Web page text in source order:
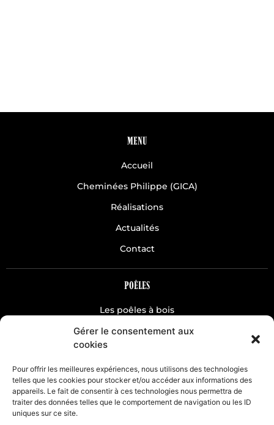
Gérer le consentement aux
cookies
Pour offrir les meilleures expériences, nous utilisons des technologies
telles que les cookies pour stocker et/ou accéder aux informations des
appareils. Le fait de consentir à ces technologies nous permettra de
traiter des données telles que le comportement de navigation ou les ID
uniques sur ce site.
MENU
Accueil
Cheminées Philippe (GICA)
Réalisations
Actualités
Contact
POÊLES
Les poêles à bois
Les poêles à pellets
CHEMINÉES
Classique